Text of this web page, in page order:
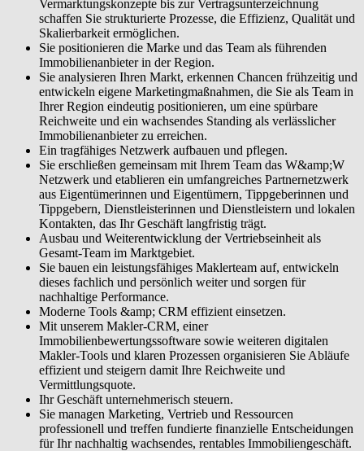
Vermarktungskonzepte bis zur Vertragsunterzeichnung
schaffen Sie strukturierte Prozesse, die Effizienz, Qualität und
Skalierbarkeit ermöglichen.
Sie positionieren die Marke und das Team als führenden
Immobilienanbieter in der Region.
Sie analysieren Ihren Markt, erkennen Chancen frühzeitig und
entwickeln eigene Marketingmaßnahmen, die Sie als Team in
Ihrer Region eindeutig positionieren, um eine spürbare
Reichweite und ein wachsendes Standing als verlässlicher
Immobilienanbieter zu erreichen.
Ein tragfähiges Netzwerk aufbauen und pflegen.
Sie erschließen gemeinsam mit Ihrem Team das W&amp;W
Netzwerk und etablieren ein umfangreiches Partnernetzwerk
aus Eigentümerinnen und Eigentümern, Tippgeberinnen und
Tippgebern, Dienstleisterinnen und Dienstleistern und lokalen
Kontakten, das Ihr Geschäft langfristig trägt.
Ausbau und Weiterentwicklung der Vertriebseinheit als
Gesamt-Team im Marktgebiet.
Sie bauen ein leistungsfähiges Maklerteam auf, entwickeln
dieses fachlich und persönlich weiter und sorgen für
nachhaltige Performance.
Moderne Tools &amp; CRM effizient einsetzen.
Mit unserem Makler-CRM, einer
Immobilienbewertungssoftware sowie weiteren digitalen
Makler-Tools und klaren Prozessen organisieren Sie Abläufe
effizient und steigern damit Ihre Reichweite und
Vermittlungsquote.
Ihr Geschäft unternehmerisch steuern.
Sie managen Marketing, Vertrieb und Ressourcen
professionell und treffen fundierte finanzielle Entscheidungen
für Ihr nachhaltig wachsendes, rentables Immobiliengeschäft.